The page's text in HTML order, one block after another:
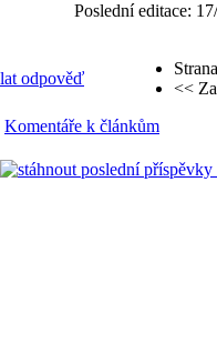
Poslední editace:
<<
Komentáře k článkům